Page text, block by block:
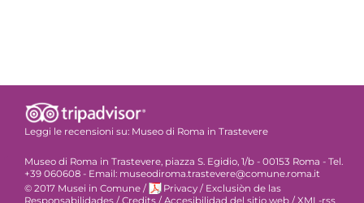
Leggi le recensioni su: Museo di Roma in Trastevere
Museo di Roma in Trastevere, piazza S. Egidio, 1/b - 00153 Roma - Tel.
+39 060608 - Email: museodiroma.trastevere@comune.roma.it
© 2017 Musei in Comune / Privacy / Exclusiòn de las
Responsabilidades /Credits /Accesibilidad del sitio web /XML-rss